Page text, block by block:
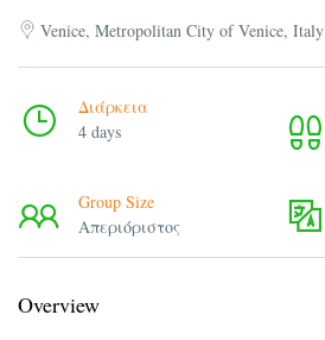
Venice, Metropolitan City of Venice, Italy
Διάρκεια
4 days
Group Size
Απεριόριστος
Overview